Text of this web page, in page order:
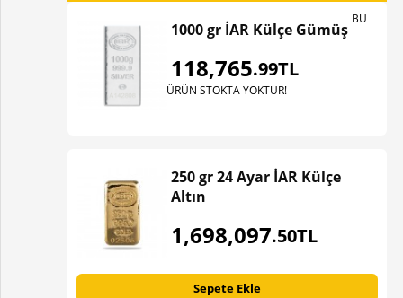
1000 gr İAR Külçe Gümüş
118,765.99TL
BU
ÜRÜN STOKTA YOKTUR!
250 gr 24 Ayar İAR Külçe
Altın
1,698,097.50TL
Sepete Ekle